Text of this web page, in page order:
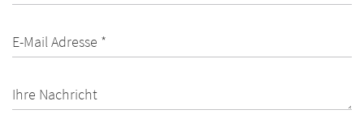
E-Mail Adresse *
Ihre Nachricht